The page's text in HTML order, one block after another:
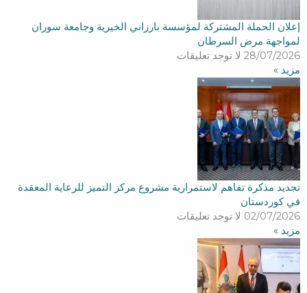
إعلان الحملة المشتركة لمؤسسة بارزاني الخيرية وجامعة سوران
لمواجهة مرض السرطان
28/07/2026 لا توجد تعليقات
مزید »
تجديد مذكرة تفاهم لاستمرارية مشروع مركز التميز للرعاية المعقدة
في كوردستان
02/07/2026 لا توجد تعليقات
مزید »